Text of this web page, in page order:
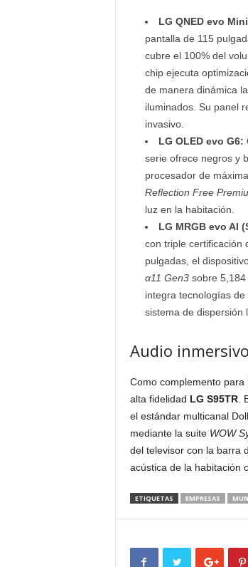
LG QNED evo
pantalla de 115
cubre el 100% del
chip ejecuta
de manera dinámica
iluminados. Su panel
invasivo.
LG OLED evo G6:
serie ofrece negros y
procesador de
Reflection Free
luz en la habitación.
LG MRGB evo AI
con triple certificación
pulgadas, el
α11 Gen3sobre 5,184
integra tecnologías
sistema de dispersión
Audio
Como complemento
alta fidelidad LG S95TR.
el estándar multicanal
mediante la suite WOW
del televisor con la barra
acústica de la habitación
ETIQUETAS EMPRESAS